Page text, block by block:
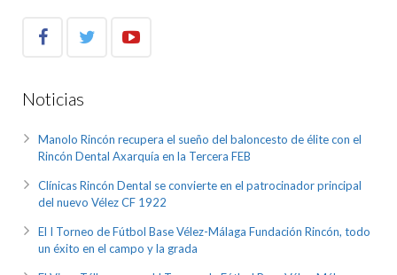
Noticias
Manolo Rincón recupera el sueño del baloncesto de élite con el
Rincón Dental Axarquía en la Tercera FEB
Clínicas Rincón Dental se convierte en el patrocinador principal
del nuevo Vélez CF 1922
El I Torneo de Fútbol Base Vélez-Málaga Fundación Rincón, todo
un éxito en el campo y la grada